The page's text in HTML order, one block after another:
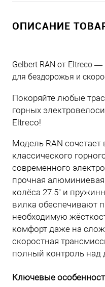
ОПИСАНИЕ
Gelbert RAN от Eltreco
для бездорожья и
Покоряйте любые
горных
Eltreco!
Модель RAN
классического
современного
прочная
колёса 27.5" и
вилка обеспечивают
необходимую
комфорт даже на
скоростная
полный контроль над
Ключевые